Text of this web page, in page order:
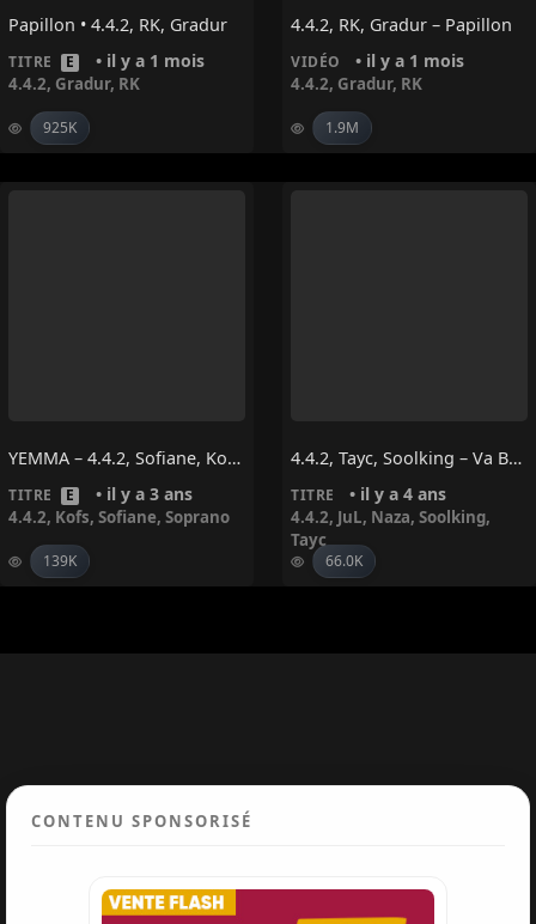
Papillon • 4.4.2, RK, Gradur
TITRE E • il y a 1 mois
4.4.2, Gradur, RK
925K
4.4.2, RK, Gradur – Papillon
VIDÉO • il y a 1 mois
4.4.2, Gradur, RK
1.9M
YEMMA – 4.4.2, Sofiane, Kofs, Soprano
TITRE E • il y a 3 ans
4.4.2, Kofs, Sofiane, Soprano
139K
4.4.2, Tayc, Soolking – Va Bene (feat. Jul & Naza)
TITRE • il y a 4 ans
4.4.2, JuL, Naza, Soolking,
Tayc
66.0K
CONTENU SPONSORISÉ